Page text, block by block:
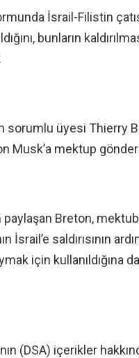
İsrail-Filistin
bunların
üyesi Thierry
Musk’a mektup
Breton,
İsrail’e saldırısının
için kullanıldığına
(DSA) içerikler